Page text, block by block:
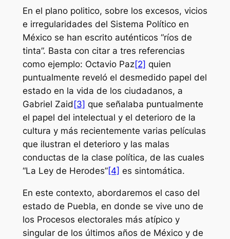
En el plano politico, sobre los excesos, vicios
e irregularidades del Sistema Político en
México se han escrito auténticos “ríos de
tinta”. Basta con citar a tres referencias
como ejemplo: Octavio Paz[2] quien
puntualmente reveló el desmedido papel del
estado en la vida de los ciudadanos, a
Gabriel Zaid [3] que señalaba puntualmente
el papel del intelectual y el deterioro de la
cultura y más recientemente varias películas
que ilustran el deterioro y las malas
conductas de la clase política, de las cuales
“La Ley de Herodes”[4] es sintomática.
En este contexto, abordaremos el caso del
estado de Puebla, en donde se vive uno de
los Procesos electorales más atípico y
singular de los últimos años de México y de